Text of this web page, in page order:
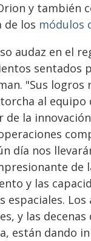
y también
de los módulos
audaz en el
sentados
"Sus
al equipo
de la
día nos
de
y las
espaciales.
y las
están dando